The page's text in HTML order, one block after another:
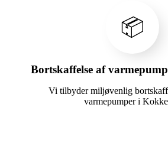
📦
Bortskaffelse af
Vi tilbyder miljøvenlig
varmepumper i